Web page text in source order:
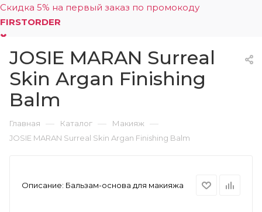
Скидка 5% на первый заказ по промокоду
FIRSTORDER
0
JOSIE MARAN Surreal
Skin Argan Finishing
Balm
Главная — Каталог — Макияж —
JOSIE MARAN Surreal Skin Argan Finishing Balm
Описание: Бальзам-основа для макияжа